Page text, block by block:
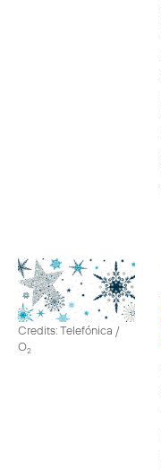
Credits: Telefónica /
O2